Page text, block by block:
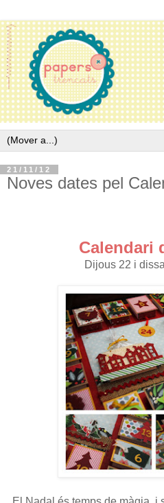
21/11/12
Noves dates pel
Calendari
Dijous 22 i